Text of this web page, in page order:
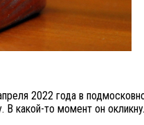
2022 года в
В какой-то момент он